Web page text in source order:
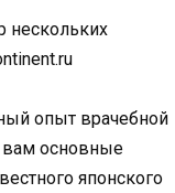
нескольких
опыт врачебной
вам основные
японского